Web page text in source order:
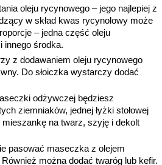
oleju rycynowego – jego najlepiej z
w skład kwas rycynolowy może
– jedna część oleju
innego środka.
z dodawaniem oleju rycynowego
Do słoiczka wystarczy dodać
odżywczej będziesz
ziemniaków, jednej łyżki stołowej
mieszankę na twarz, szyję i dekolt
pasować maseczka z olejem
można dodać twaróg lub kefir.